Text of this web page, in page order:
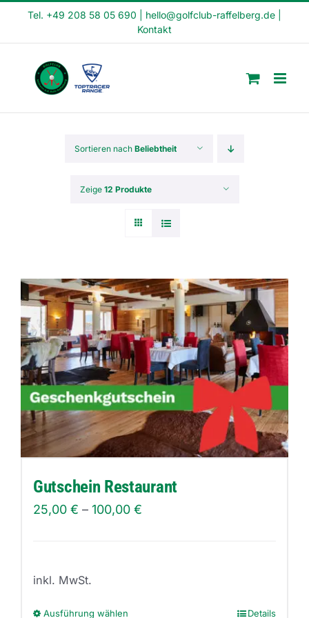
Tel. +49 208 58 05 690 hello@golfclub-raffelberg.de
Kontakt
Sortieren nach Beliebtheit
Zeige 12 Produkte
Gutschein Restaurant
25,00 € – 100,00 €
inkl. MwSt.
Ausführung wählen Details